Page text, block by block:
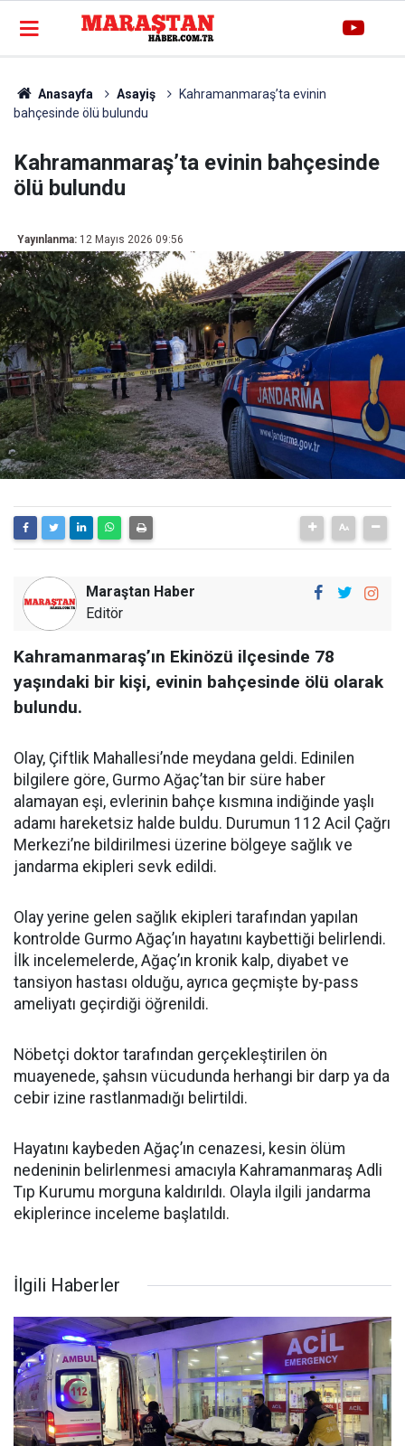
Anasayfa Asayiş
Kahramanmaraş’ta evinin
bahçesinde ölü bulundu
Kahramanmaraş’ta evinin bahçesinde
ölü bulundu
Yayınlanma: 12 Mayıs 2026 09:56
Maraştan Haber
Editör
Kahramanmaraş’ın Ekinözü ilçesinde 78
yaşındaki bir kişi, evinin bahçesinde ölü olarak
bulundu.
Olay, Çiftlik Mahallesi’nde meydana geldi. Edinilen
bilgilere göre, Gurmo Ağaç’tan bir süre haber
alamayan eşi, evlerinin bahçe kısmına indiğinde yaşlı
adamı hareketsiz halde buldu. Durumun 112 Acil Çağrı
Merkezi’ne bildirilmesi üzerine bölgeye sağlık ve
jandarma ekipleri sevk edildi.
Olay yerine gelen sağlık ekipleri tarafından yapılan
kontrolde Gurmo Ağaç’ın hayatını kaybettiği belirlendi.
İlk incelemelerde, Ağaç’ın kronik kalp, diyabet ve
tansiyon hastası olduğu, ayrıca geçmişte by-pass
ameliyatı geçirdiği öğrenildi.
Nöbetçi doktor tarafından gerçekleştirilen ön
muayenede, şahsın vücudunda herhangi bir darp ya da
cebir izine rastlanmadığı belirtildi.
Hayatını kaybeden Ağaç’ın cenazesi, kesin ölüm
nedeninin belirlenmesi amacıyla Kahramanmaraş Adli
Tıp Kurumu morguna kaldırıldı. Olayla ilgili jandarma
ekiplerince inceleme başlatıldı.
İlgili Haberler